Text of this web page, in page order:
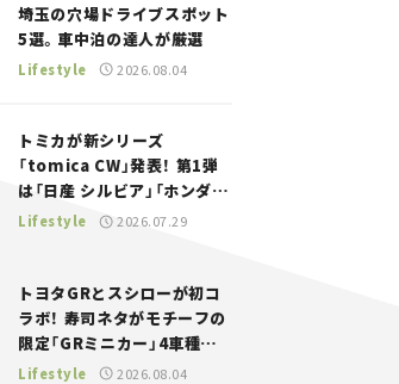
埼玉の穴場ドライブスポット
5選。車中泊の達人が厳選
Lifestyle 2026.08.04
トミカが新シリーズ
「tomica CW」発表！ 第1弾
は「日産 シルビア」「ホンダ
NSX」が登場。世界が注目す
Lifestyle 2026.07.29
トヨタGRとスシローが初コ
ラボ！ 寿司ネタがモチーフの
限定「GRミニカー」4車種が
登場。入手方法は？【クルマ
Lifestyle 2026.08.04